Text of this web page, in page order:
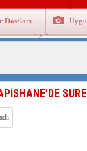
ÖVEN DİYANET
TRABZON
EN AZ 143 BİN
Dostları